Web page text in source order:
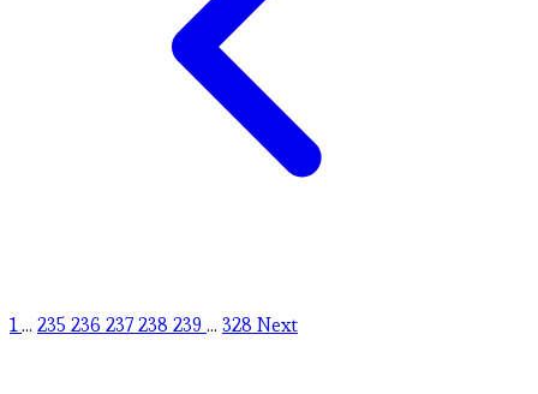
1... 235 236 237238 239 ... 328 Next